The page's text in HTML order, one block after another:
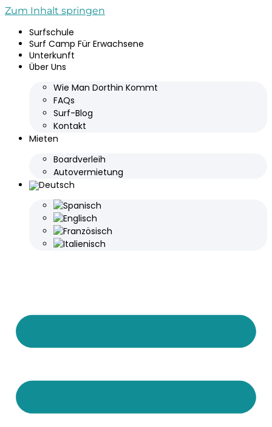
Zum Inhalt springen
Surfschule
Surf Camp Für Erwachsene
Unterkunft
Über Uns
Wie Man Dorthin Kommt
FAQs
Surf-Blog
Kontakt
Mieten
Boardverleih
Autovermietung